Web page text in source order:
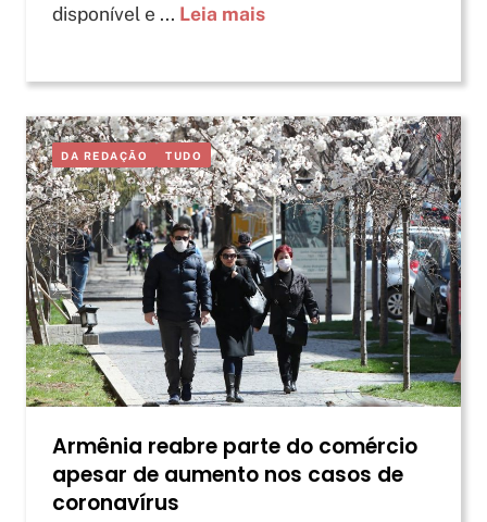
disponível e ... Leia mais
DA REDAÇÃO TUDO
Armênia reabre parte do comércio
apesar de aumento nos casos de
coronavírus